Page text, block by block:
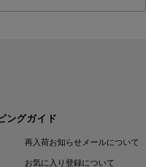
ングガイド
再入荷お知らせメールについて
お気に入り登録について